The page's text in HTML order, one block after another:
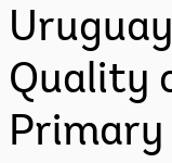
Quality
Primary